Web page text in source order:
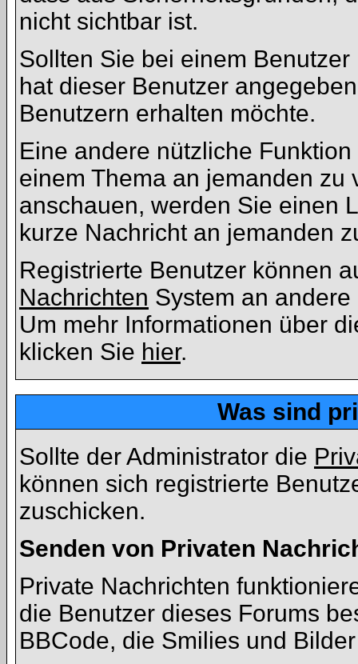
nicht sichtbar ist.
Sollten Sie bei einem
hat dieser Benutzer
Benutzern erhalten möchte.
Eine andere nützliche
einem Thema an jemanden zu
anschauen, werden Sie einen
kurze Nachricht an jemanden
Registrierte Benutzer können
Nachrichten System an
Um mehr Informationen über
klicken Sie hier.
Was sind
Sollte der Administrator die
können sich registrierte
zuschicken.
Senden von Privaten
Private Nachrichten
die Benutzer dieses Forums
BBCode, die Smilies und